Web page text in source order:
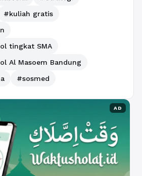
#kuliah gratis
tingkat SMA
Al Masoem Bandung
#sosmed
AD